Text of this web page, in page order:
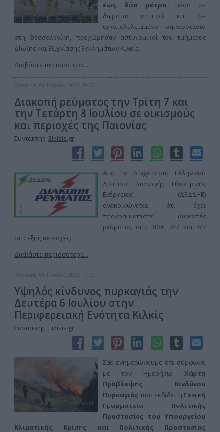
έως δύο μέτρα, μέσα σε
δωμάτιο σπιτιού και σε
εγκαταλελειμμένο ποιμνιοστάσιο
στη Θεσσαλονίκη, προχώρησαν αστυνομικοί του τμήματος
Δίωξης και Εξιχνίασης Εγκλημάτων Κιλκίς.
Διαβάστε περισσότερα...
Δευτέρα, 06 Ιουλίου 2026 09:09
Διακοπή ρεύματος την Τρίτη 7 και
την Τετάρτη 8 Ιουλίου σε οικισμούς
και περιοχές της Παιονίας
Συντάκτης: Eidisis.gr
Από το Διαχειριστή Ελληνικού
Δικτύου Διανομής Ηλεκτρικής
Ενέργειας (ΔΕΔΔΗΕ)
ανακοινώνεται ότι έχει
προγραμματιστεί διακοπές
ρεύματος στις 30/6, 2/7 και 3/7
στις εξής περιοχές:
Διαβάστε περισσότερα...
Κυριακή, 05 Ιουλίου 2026 17:02
Υψηλός κίνδυνος πυρκαγιάς την
Δευτέρα 6 Ιουλίου στην
Περιφερειακή Ενότητα Κιλκίς
Συντάκτης: Eidisis.gr
Σας ενημερώνουμε ότι σύμφωνα
με τον Ημερήσιο Χάρτη
Πρόβλεψης Κινδύνου
Πυρκαγιάς που εκδίδει η Γενική
Γραμματεία Πολιτικής
Προστασίας του Υπουργείου
Κλιματικής Κρίσης και Πολιτικής Προστασίας